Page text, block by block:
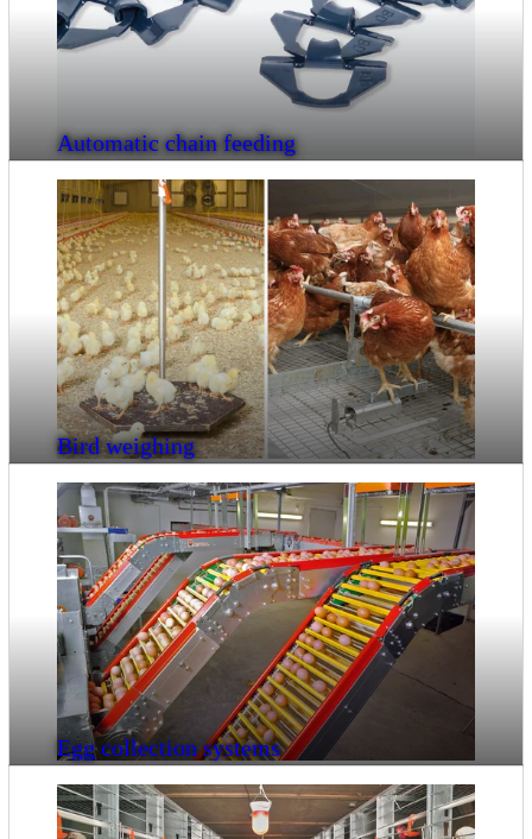
Automatic chain feeding
Bird weighing
Egg collection systems